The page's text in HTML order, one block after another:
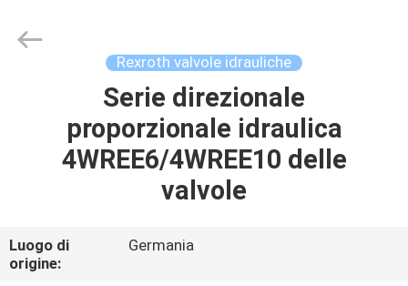
PRODOTTI
NOI
Electronic
Limited.
Rexroth valvole idrauliche
Serie direzionale
proporzionale idraulica
4WREE6/4WREE10 delle
valvole
Luogo di
origine:
Germania